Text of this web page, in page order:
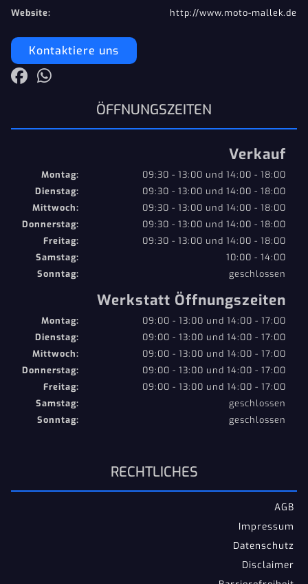
Website:
http://www.moto-mallek.de
Kontaktiere uns
ÖFFNUNGSZEITEN
Verkauf
Montag:
09:30 - 13:00 und 14:00 - 18:00
Dienstag:
09:30 - 13:00 und 14:00 - 18:00
Mittwoch:
09:30 - 13:00 und 14:00 - 18:00
Donnerstag:
09:30 - 13:00 und 14:00 - 18:00
Freitag:
09:30 - 13:00 und 14:00 - 18:00
Samstag:
10:00 - 14:00
Sonntag:
geschlossen
Werkstatt Öffnungszeiten
Montag:
09:00 - 13:00 und 14:00 - 17:00
Dienstag:
09:00 - 13:00 und 14:00 - 17:00
Mittwoch:
09:00 - 13:00 und 14:00 - 17:00
Donnerstag:
09:00 - 13:00 und 14:00 - 17:00
Freitag:
09:00 - 13:00 und 14:00 - 17:00
Samstag:
geschlossen
Sonntag:
geschlossen
RECHTLICHES
AGB
Impressum
Datenschutz
Disclaimer